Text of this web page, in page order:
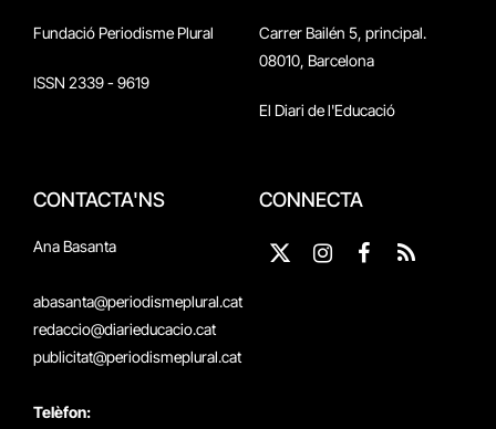
Fundació Periodisme Plural
ISSN 2339 - 9619
Carrer Bailén 5, principal.
08010, Barcelona
El Diari de l'Educació
CONTACTA'NS
Ana Basanta
abasanta@periodismeplural.cat
redaccio@diarieducacio.cat
publicitat@periodismeplural.cat
Telèfon:
CONNECTA
X
Instagram
Facebook
RSS